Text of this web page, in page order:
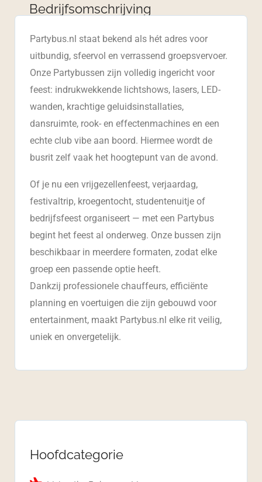
Bedrijfsomschrijving
Partybus.nl staat bekend als hét adres voor
uitbundig, sfeervol en verrassend groepsvervoer.
Onze Partybussen zijn volledig ingericht voor
feest: indrukwekkende lichtshows, lasers, LED-
wanden, krachtige geluidsinstallaties,
dansruimte, rook- en effectenmachines en een
echte club vibe aan boord. Hiermee wordt de
busrit zelf vaak het hoogtepunt van de avond.
Of je nu een vrijgezellenfeest, verjaardag,
festivaltrip, kroegentocht, studentenuitje of
bedrijfsfeest organiseert — met een Partybus
begint het feest al onderweg. Onze bussen zijn
beschikbaar in meerdere formaten, zodat elke
groep een passende optie heeft.
Dankzij professionele chauffeurs, efficiënte
planning en voertuigen die zijn gebouwd voor
entertainment, maakt Partybus.nl elke rit veilig,
uniek en onvergetelijk.
Hoofdcategorie